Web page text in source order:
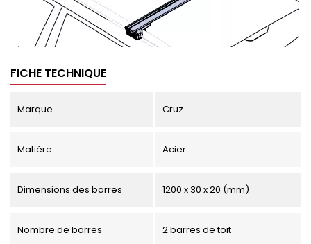
FICHE TECHNIQUE
Marque Cruz
Matière Acier
Dimensions des barres 1200 x 30 x 20 (mm)
Nombre de barres 2 barres de toit